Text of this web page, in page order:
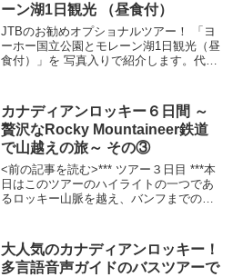
ーン湖1日観光 （昼食付）
JTBのお勧めオプショナルツアー！ 「ヨ
ーホー国立公園とモレーン湖1日観光（昼
食付）」を 写真入りで紹介します。代
17:00 レイク･ルイーズ発着1...
カナディアンロッキー６日間 ～
贅沢なRocky Mountaineer鉄道
で山越えの旅～ その③
<前の記事を読む>*** ツアー３日目 ***本
日はこのツアーのハイライトの一つであ
るロッキー山脈を越え、バンフまでの移
キーマウンテニア号の乗務員が「イッテ
ラッシャー...
大人気のカナディアンロッキー！
多言語音声ガイドのバスツアーで